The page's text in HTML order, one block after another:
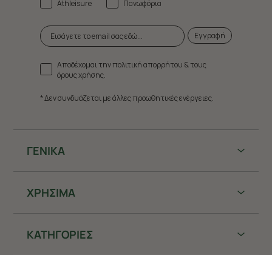
ΓΕΝΙΚΑ
ΧΡHΣΙΜΑ
ΚΑΤΗΓΟΡΙΕΣ
Athleisure
Πανωφόρια
Εγγραφή
Αποδέχομαι την πολιτική απορρήτου & τους
όρους χρήσης.
* Δεν συνδυάζεται με άλλες προωθητικές ενέργειες.